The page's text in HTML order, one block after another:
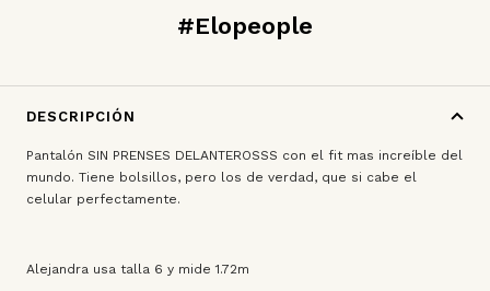
#Elopeople
DESCRIPCIÓN
Pantalón SIN PRENSES DELANTEROSSS con el fit mas increíble del
mundo. Tiene bolsillos, pero los de verdad, que si cabe el
celular perfectamente.
Alejandra usa talla 6 y mide 1.72m